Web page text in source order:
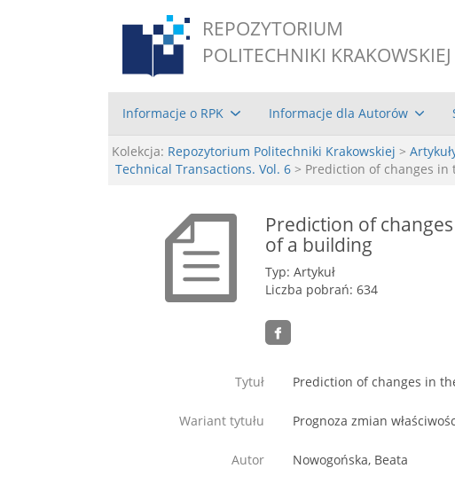
REPOZYTORIUM
POLITECHNIKI KRAKOWSKIEJ
Informacje o RPK Informacje dla Autorów
Kolekcja: Repozytorium Politechniki Krakowskiej >
Technical Transactions. Vol. 6 > Prediction of changes
Prediction of
of a building
Typ: Artykuł
Liczba pobrań: 634
Tytuł Prediction of changes in
Wariant tytułu Prognoza zmian
Autor Nowogońska, Beata